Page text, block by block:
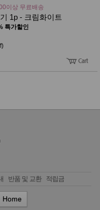
이상 무료배송
1p - 크림화이트
특가할인
반품 및 교환 적립금
Home